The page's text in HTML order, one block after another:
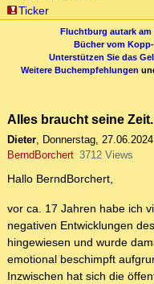
Ticker
Fluchtburg autark am
Bücher vom
Unterstützen Sie das
Weitere Buchempfehlungen
Alles braucht seine Zeit.
Dieter, Donnerstag,
BerndBorchert 3712 Views
Hallo BerndBorchert,
vor ca. 17 Jahren habe ich
negativen Entwicklungen
hingewiesen und wurde
emotional beschimpft
Inzwischen hat sich die